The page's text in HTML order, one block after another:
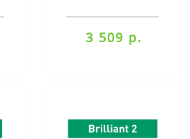
BR2/ 50
3 509 р.